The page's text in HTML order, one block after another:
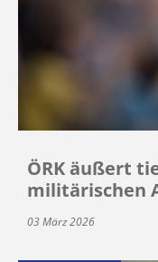
ÖRK äußert
militärischen
03 März 2026